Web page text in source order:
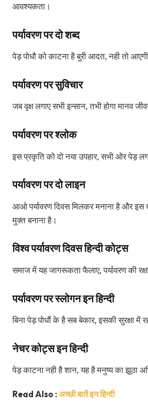
आवश्यकता।
पर्यावरण पर दो शब्द
पेड़ पोधौ को काटना है बुरी आदत, नही तो
पर्यावरण पर सुविचार
जब वृक्ष लगाए सभी इन्सान, तभी होगा मानव
पर्यावरण पर श्लोक
इस प्रकृति को दो नया उपहार, सभी ओर पेड़
पर्यावरण पर दो लाइन
आओ पर्यावरण दिवस मिलकर मनाना है और इस
मुक्त बनाना है।
विश्व पर्यावरण दिवस हिन्दी कोट्स
समाज में यह जागरूकता फैलाए, पर्यावरण की
पर्यावरण पर स्लोगन इन हिन्दी
बिना पेड़ पोधौं के है सब बेकार, इसकी सुरक्षा में
नेचर कोट्स इन हिन्दी
पेड़ काटना नही है शान, यह है मनुष्य का झूठा
Read Also :अच्छी बातें इन हिन्दी